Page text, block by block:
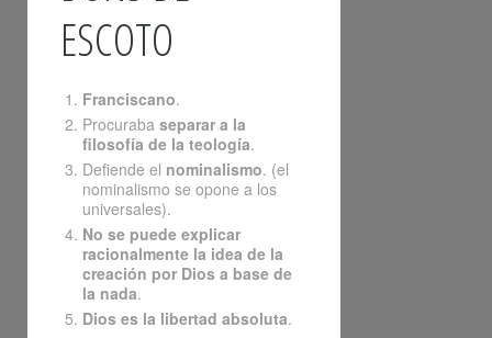
ESCOTO
Franciscano.
Procuraba separar a la
filosofía de la teología.
Defiende el nominalismo. (el
nominalismo se opone a los
universales).
No se puede explicar
racionalmente la idea de la
creación por Dios a base de
la nada.
Dios es la libertad absoluta.